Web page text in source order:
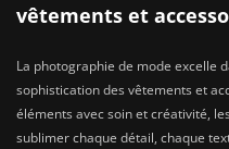
vêtements et
La photographie de mode excelle
sophistication des vêtements et
éléments avec soin et créativité,
sublimer chaque détail, chaque